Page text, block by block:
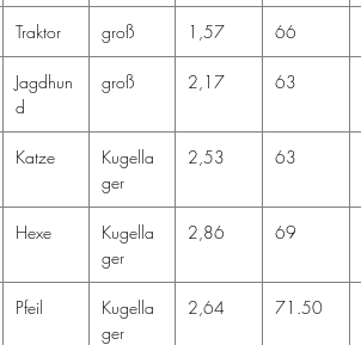
Traktor groß 1,57 66
Jagdhun
d
groß 2,17 63
Katze
Kugella
ger
2,53 63
Hexe
Kugella
ger
2,86 69
Pfeil
Kugella
ger
2,64 71.50